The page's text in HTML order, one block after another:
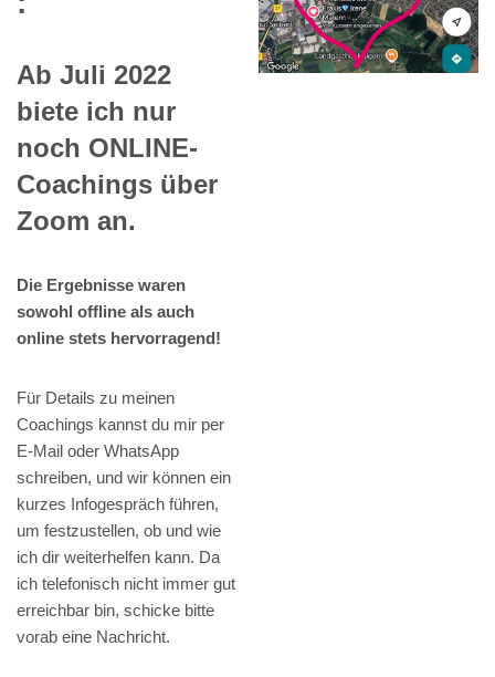
Ab Juli 2022
biete ich nur
noch ONLINE-
Coachings über
Zoom an.
Die Ergebnisse waren
sowohl offline als auch
online stets hervorragend!
Für Details zu meinen
Coachings kannst du mir per
E-Mail oder WhatsApp
schreiben, und wir können ein
kurzes Infogespräch führen,
um festzustellen, ob und wie
ich dir weiterhelfen kann. Da
ich telefonisch nicht immer gut
erreichbar bin, schicke bitte
vorab eine Nachricht.